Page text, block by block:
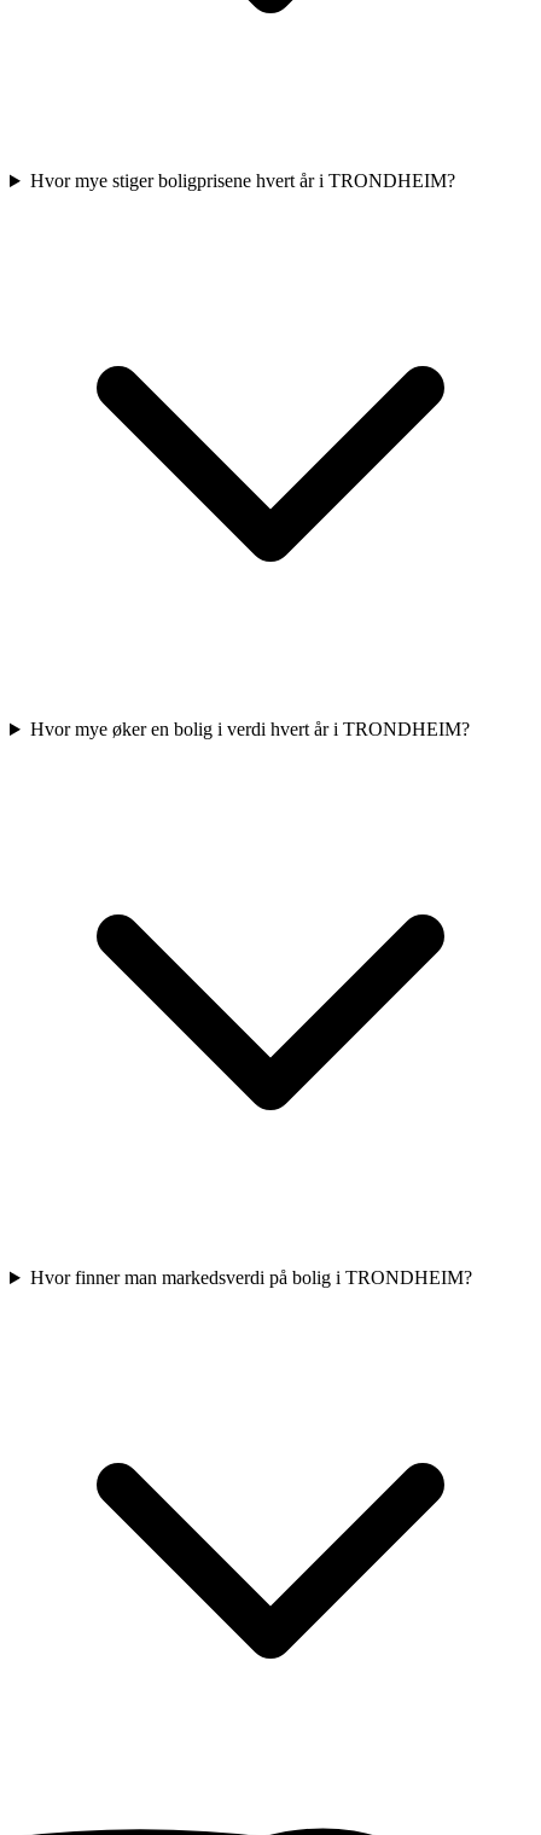
Hvor mye stiger boligprisene hvert år i TRONDHEIM?
Hvor mye øker en bolig i verdi hvert år i TRONDHEIM?
Hvor finner man markedsverdi på bolig i TRONDHEIM?